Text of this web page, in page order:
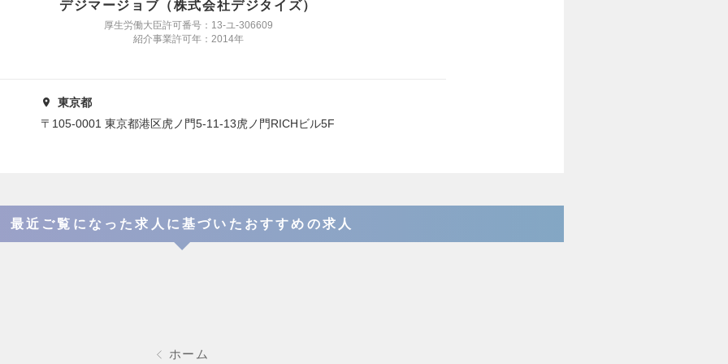
デジマージョブ（株式会社デジタイズ）
厚生労働大臣許可番号：13-ユ-306609
紹介事業許可年：2014年
東京都
〒105-0001 東京都港区虎ノ門5-11-13虎ノ門RICHビル5F
最近ご覧になった求人に基づいたおすすめの求人
ホーム